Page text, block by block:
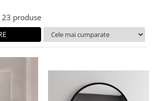
23 produse